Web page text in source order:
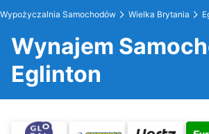
Wypożyczalnia Samochodów Wielka Brytania
Wynajem
Eglinton